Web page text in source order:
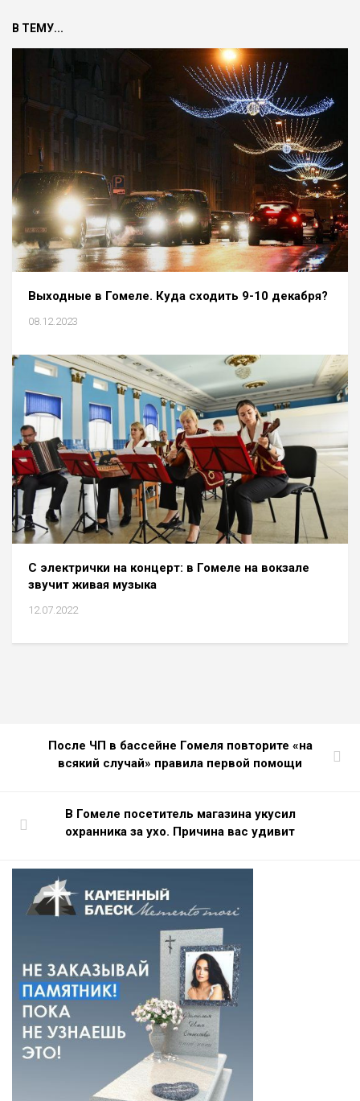
В ТЕМУ...
Выходные в Гомеле. Куда сходить 9-10 декабря?
08.12.2023
С электрички на концерт: в Гомеле на вокзале
звучит живая музыка
12.07.2022
После ЧП в бассейне Гомеля повторите «на
всякий случай» правила первой помощи
В Гомеле посетитель магазина укусил
охранника за ухо. Причина вас удивит